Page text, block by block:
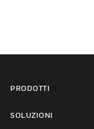
PRODOTTI
SOLUZIONI